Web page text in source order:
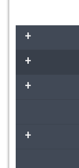
+
+
+
+